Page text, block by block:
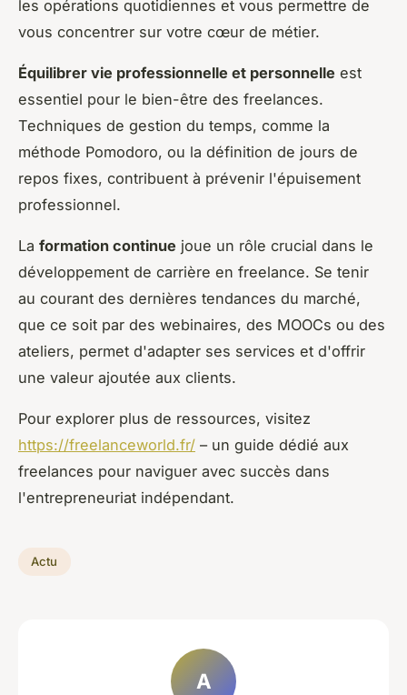
les opérations quotidiennes et vous permettre de
vous concentrer sur votre cœur de métier.
Équilibrer vie professionnelle et personnelle est
essentiel pour le bien-être des freelances.
Techniques de gestion du temps, comme la
méthode Pomodoro, ou la définition de jours de
repos fixes, contribuent à prévenir l'épuisement
professionnel.
La formation continue joue un rôle crucial dans le
développement de carrière en freelance. Se tenir
au courant des dernières tendances du marché,
que ce soit par des webinaires, des MOOCs ou des
ateliers, permet d'adapter ses services et d'offrir
une valeur ajoutée aux clients.
Pour explorer plus de ressources, visitez
https://freelanceworld.fr/ – un guide dédié aux
freelances pour naviguer avec succès dans
l'entrepreneuriat indépendant.
Actu
A